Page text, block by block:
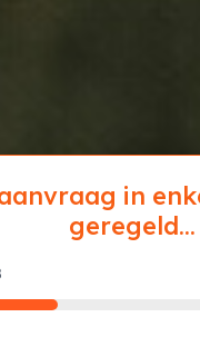
in
geregeld...